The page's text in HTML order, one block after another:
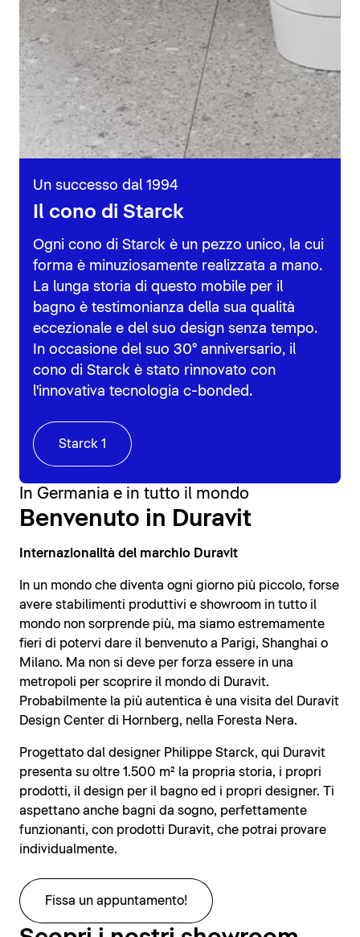
Un successo dal 1994
Il cono di Starck
Ogni cono di Starck è un pezzo unico, la cui
forma è minuziosamente realizzata a mano.
La lunga storia di questo mobile per il
bagno è testimonianza della sua qualità
eccezionale e del suo design senza tempo.
In occasione del suo 30° anniversario, il
cono di Starck è stato rinnovato con
l'innovativa tecnologia c-bonded.
Starck 1
In Germania e in tutto il mondo
Benvenuto in Duravit
Internazionalità del marchio Duravit
In un mondo che diventa ogni giorno più piccolo, forse
avere stabilimenti produttivi e showroom in tutto il
mondo non sorprende più, ma siamo estremamente
fieri di potervi dare il benvenuto a Parigi, Shanghai o
Milano. Ma non si deve per forza essere in una
metropoli per scoprire il mondo di Duravit.
Probabilmente la più autentica è una visita del Duravit
Design Center di Hornberg, nella Foresta Nera.
Progettato dal designer Philippe Starck, qui Duravit
presenta su oltre 1.500 m² la propria storia, i propri
prodotti, il design per il bagno ed i propri designer. Ti
aspettano anche bagni da sogno, perfettamente
funzionanti, con prodotti Duravit, che potrai provare
individualmente.
Fissa un appuntamento!